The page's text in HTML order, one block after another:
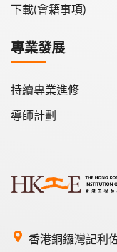
香港銅鑼灣記利
下載(會籍事項)
專業發展
持續專業進修
導師計劃